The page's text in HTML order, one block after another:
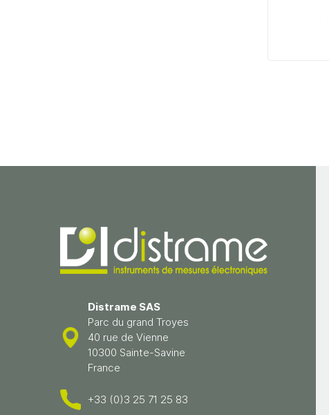
Distrame SAS
Parc du grand Troyes
40 rue de Vienne
10300 Sainte-Savine
France
+33 (0)3 25 71 25 83